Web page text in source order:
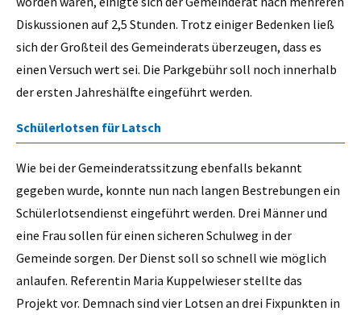
Diskussionen auf 2,5 Stunden. Trotz einiger Bedenken ließ
sich der Großteil des Gemeinderats überzeugen, dass es
einen Versuch wert sei. Die Parkgebühr soll noch innerhalb
der ersten Jahreshälfte eingeführt werden.
Schülerlotsen für Latsch
Wie bei der Gemeinderatssitzung ebenfalls bekannt
gegeben wurde, konnte nun nach langen Bestrebungen ein
Schülerlotsendienst eingeführt werden. Drei Männer und
eine Frau sollen für einen sicheren Schulweg in der
Gemeinde sorgen. Der Dienst soll so schnell wie möglich
anlaufen. Referentin Maria Kuppelwieser stellte das
Projekt vor. Demnach sind vier Lotsen an drei Fixpunkten in